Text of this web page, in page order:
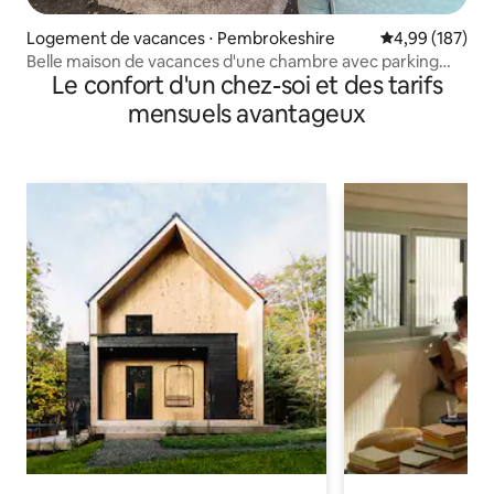
Logement de vacances ⋅ Pembrokeshire Évaluation
4,99 (187)
Belle maison de vacances d'une chambre avec parking
privéLe confort d'un chez-soi et des tarifs
mensuels avantageux